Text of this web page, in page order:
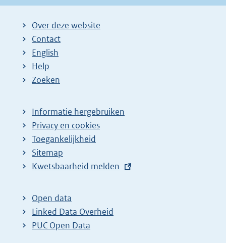
Over deze website
Contact
English
Help
Zoeken
Informatie hergebruiken
Privacy en cookies
Toegankelijkheid
Sitemap
E
t
e
r
Kwetsbaarheid melden
Open data
Linked Data Overheid
PUC Open Data